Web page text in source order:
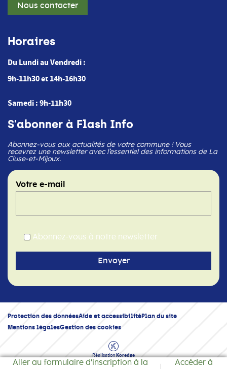
Aller au formulaire d'inscription à la
Accéder à
Nous contacter
Horaires
Du Lundi au Vendredi :
9h-11h30 et 14h-16h30
Samedi : 9h-11h30
S'abonner à Flash Info
Abonnez-vous aux actualités de votre commune ! Vous
recevrez une newsletter avec l’essentiel des informations de La
Cluse-et-Mijoux.
Votre e-mail
Abonnez-vous à notre newsletter
Protection des donnéesAide et accessibilitéPlan du site
Mentions légalesGestion des cookies
RéalisationKoredge